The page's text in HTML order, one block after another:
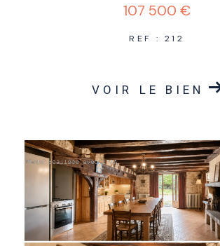
107 500 €
REF : 212
VOIR LE BIEN